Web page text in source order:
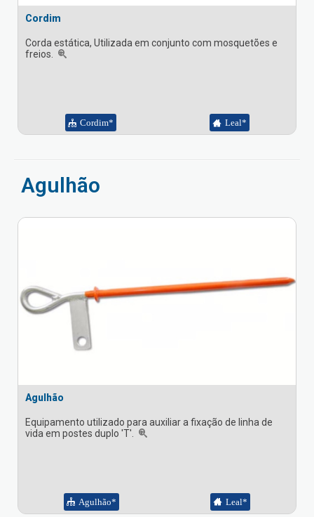
Cordim
Corda estática, Utilizada em conjunto com mosquetões e
freios.
Cordim* Leal*
Agulhão
Agulhão
Equipamento utilizado para auxiliar a fixação de linha de
vida em postes duplo 'T'.
Agulhão* Leal*